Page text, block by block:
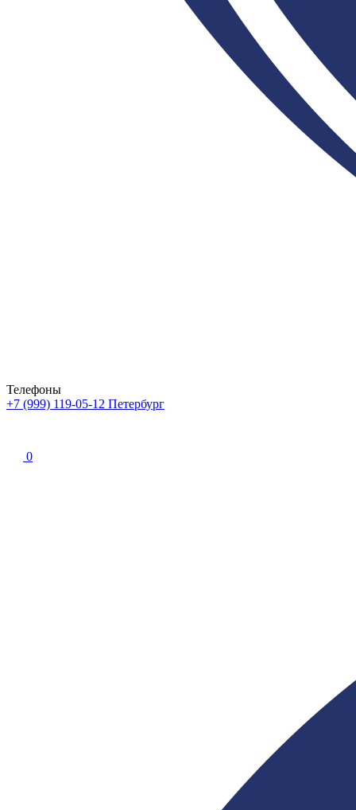
Телефоны
+7 (999) 119-05-12 Петербург
0